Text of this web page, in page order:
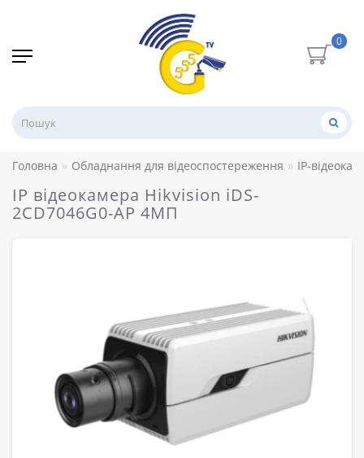
0
Головна Обладнання для відеоспостереження IP-
IP відеокамера Hikvision iDS-
2CD7046G0-AP 4МП